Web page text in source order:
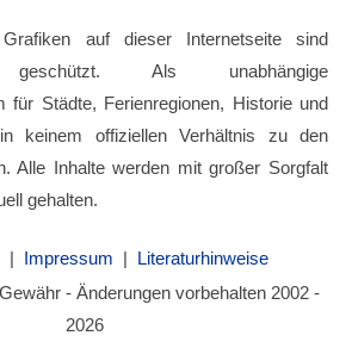
auf dieser Internetseite sind
geschützt. Als unabhängige
für Städte, Ferienregionen, Historie und
keinem offiziellen Verhältnis zu den
Alle Inhalte werden mit großer Sorgfalt
gehalten.
| Impressum | Literaturhinweise
- Änderungen vorbehalten 2002 -
2026